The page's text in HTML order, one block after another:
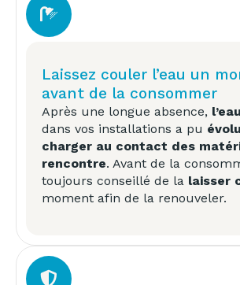
Laissez couler l’eau un
avant de la consommer
Après une longue absence, l’eau
dans vos installations a pu
charger au contact des
rencontre. Avant de la
toujours conseillé de la laisser
moment afin de la renouveler.